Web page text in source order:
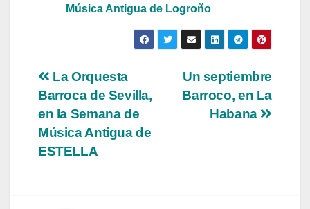
Música Antigua de Logroño
Navegación
de
entradas
Un septiembre
Barroco, en La
Habana
La Orquesta
Barroca de Sevilla,
en la Semana de
Música Antigua de
ESTELLA